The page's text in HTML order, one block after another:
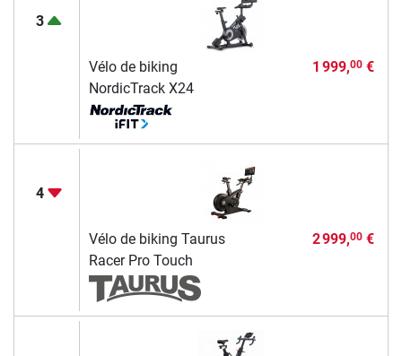
3
Vélo de biking
NordicTrack X24
1 999,00€
4
Vélo de biking Taurus
Racer Pro Touch
2 999,00€